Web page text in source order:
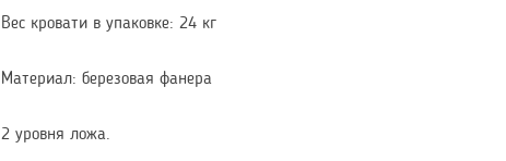
Вес кровати в упаковке: 24 кг
Материал: березовая фанера
2 уровня ложа.